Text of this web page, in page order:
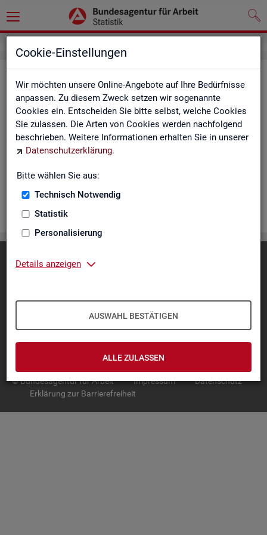
Cookie-Einstellungen
Wir möchten unsere Online-Angebote auf Ihre Bedürfnisse
anpassen. Zu diesem Zweck setzen wir sogenannte
Cookies ein. Entscheiden Sie bitte selbst, welche Cookies
Sie zulassen. Die Arten von Cookies werden nachfolgend
beschrieben. Weitere Informationen erhalten Sie in unserer
Datenschutzerklärung.
Bitte wählen Sie aus:
Technisch Notwendig
Statistik
Personalisierung
Details anzeigen
AUSWAHL BESTÄTIGEN
ALLE ZULASSEN
Rea­li­sier­te Kurz­ar­beit (hoch­ge­rech­
net) - Deutsch­land, Län­der, Re­gio­
nal­di­rek­tio­nen, Agen­tu­ren für Ar­beit
und Krei­se (Mo­nats­zah­len)
nen über Be­stand, Be­trie­be / Be­triebs­grö­ße, Kurz­ar­bei­ter­geld,
Kurz­ar­bei­ter­quo­te und wei­te­re Merk­ma­le.
IN­TER­AK­TI­VE STA­TIS­TI­KEN
GRUND­LA­GEN
© Bundesagentur für Arbeit Impressum
Datenschutz
Erklärung zur Barrierefreiheit